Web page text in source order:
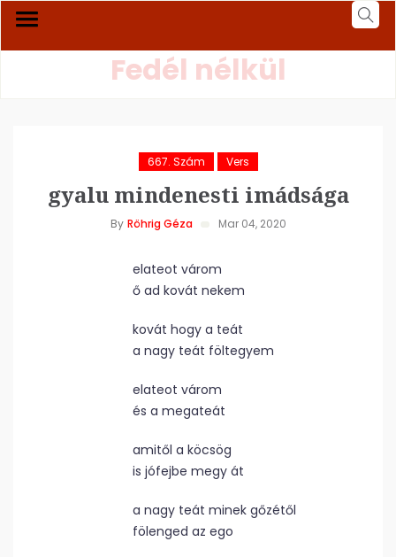
Fedél nélkül
667. Szám Vers
gyalu mindenesti imádsága
By Röhrig Géza Mar 04, 2020
elateot várom
ő ad kovát nekem
kovát hogy a teát
a nagy teát föltegyem
elateot várom
és a megateát
amitől a köcsög
is jófejbe megy át
a nagy teát minek gőzétől
fölenged az ego